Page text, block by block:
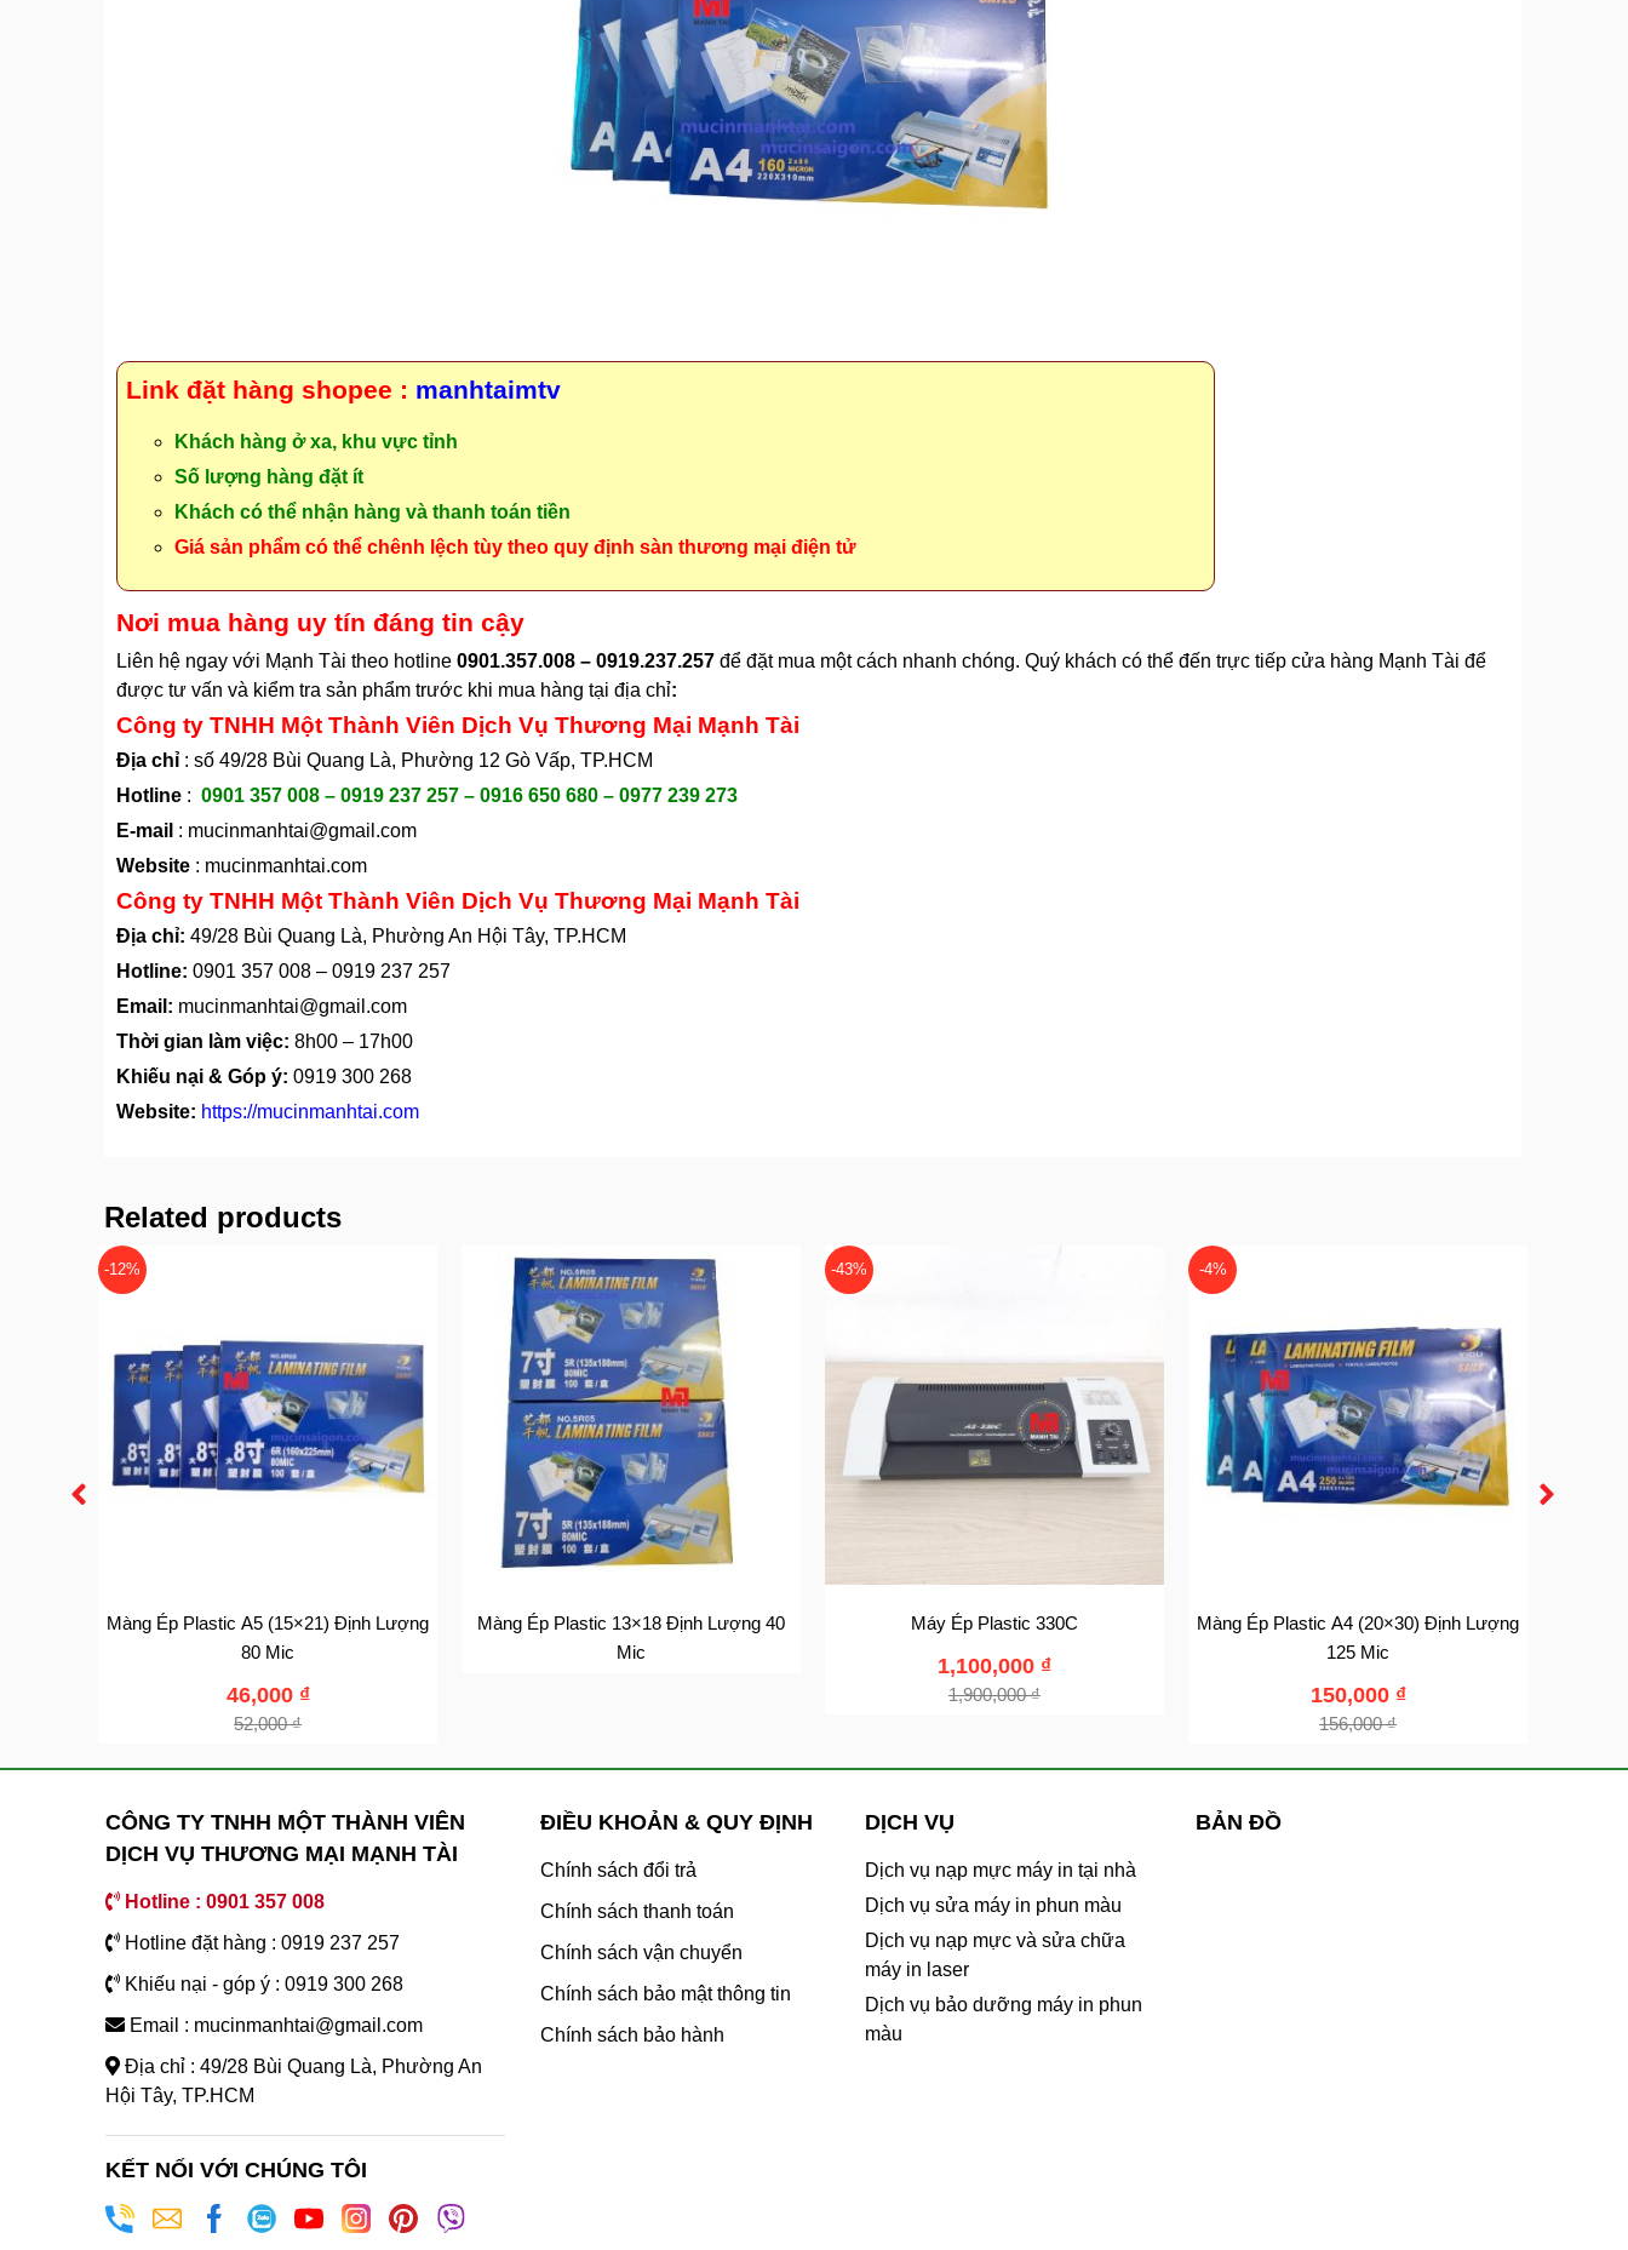
Link đặt hàng shopee : manhtaimtv
Khách hàng ở xa, khu vực tỉnh
Số lượng hàng đặt ít
Khách có thể nhận hàng và thanh toán tiền
Giá sản phẩm có thể chênh lệch tùy theo quy định sàn thương mại điện tử
Nơi mua hàng uy tín đáng tin cậy
Liên hệ ngay với Mạnh Tài theo hotline 0901.357.008 – 0919.237.257 để đặt mua một cách nhanh chóng. Quý khách có thể đến trực tiếp cửa hàng Mạnh Tài để
được tư vấn và kiểm tra sản phẩm trước khi mua hàng tại địa chỉ:
Công ty TNHH Một Thành Viên Dịch Vụ Thương Mại Mạnh Tài
Địa chỉ : số 49/28 Bùi Quang Là, Phường 12 Gò Vấp, TP.HCM
Hotline : 0901 357 008 – 0919 237 257 – 0916 650 680 – 0977 239 273
E-mail : mucinmanhtai@gmail.com
Website : mucinmanhtai.com
Công ty TNHH Một Thành Viên Dịch Vụ Thương Mại Mạnh Tài
Địa chỉ: 49/28 Bùi Quang Là, Phường An Hội Tây, TP.HCM
Hotline: 0901 357 008 – 0919 237 257
Email: mucinmanhtai@gmail.com
Thời gian làm việc: 8h00 – 17h00
Khiếu nại & Góp ý: 0919 300 268
Website: https://mucinmanhtai.com
Related products
-12%
Màng Ép Plastic A5 (15×21) Định Lượng
80 Mic
52,000₫
46,000 ₫
Màng Ép Plastic 13×18 Định Lượng 40
Mic
-43%
Máy Ép Plastic 330C
1,900,000₫
1,100,000 ₫
-4%
Màng Ép Plastic A4 (20×30) Định Lượng
125 Mic
156,000₫
150,000 ₫
CÔNG TY TNHH MỘT THÀNH VIÊN
DỊCH VỤ THƯƠNG MẠI MẠNH TÀI
Hotline : 0901 357 008
Hotline đặt hàng : 0919 237 257
Khiếu nại - góp ý : 0919 300 268
Email : mucinmanhtai@gmail.com
Địa chỉ : 49/28 Bùi Quang Là, Phường An
Hội Tây, TP.HCM
KẾT NỐI VỚI CHÚNG TÔI
ĐIỀU KHOẢN & QUY ĐỊNH
Chính sách đổi trả
Chính sách thanh toán
Chính sách vận chuyển
Chính sách bảo mật thông tin
Chính sách bảo hành
DỊCH VỤ
Dịch vụ nạp mực máy in tại nhà
Dịch vụ sửa máy in phun màu
Dịch vụ nạp mực và sửa chữa
máy in laser
Dịch vụ bảo dưỡng máy in phun
màu
BẢN ĐỒ